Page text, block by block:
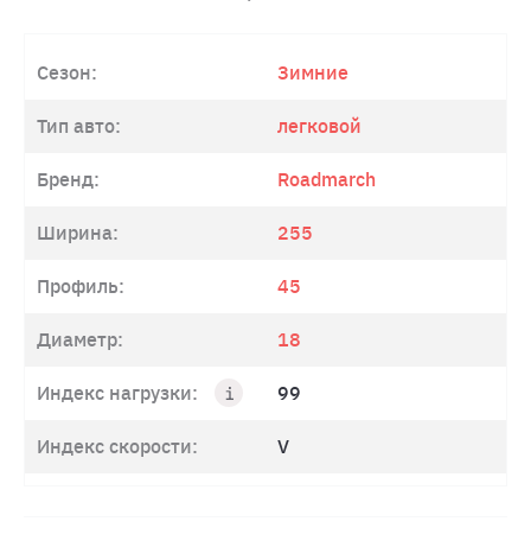
Сезон: Зимние
Тип авто: легковой
Бренд: Roadmarch
Ширина: 255
Профиль: 45
Диаметр: 18
Индекс нагрузки: 99
Индекс скорости: V